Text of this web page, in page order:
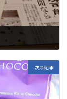
次の記事